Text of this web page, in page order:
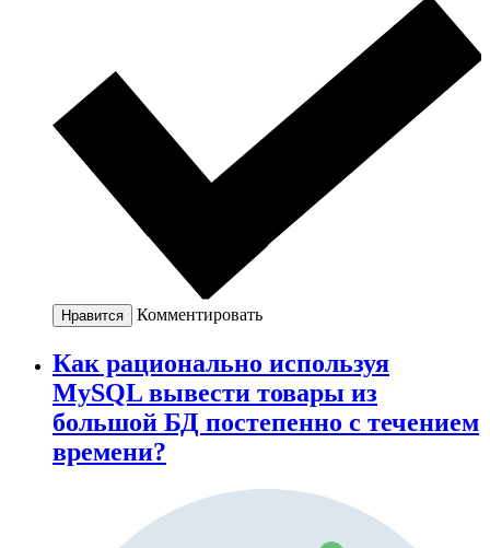
Нравится Комментировать
Как рационально используя
MySQL вывести товары из
большой БД постепенно с течением
времени?